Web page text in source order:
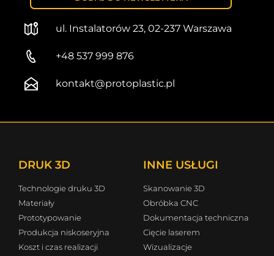
ul. Instalatorów 23, 02-237 Warszawa
+48 537 999 876
kontakt@protoplastic.pl
DRUK 3D
Technologie druku 3D
Materiały
Prototypowanie
Produkcja niskoseryjna
Koszt i czas realizacji
INNE USŁUGI
Skanowanie 3D
Obróbka CNC
Dokumentacja techniczna
Cięcie laserem
Wizualizacje